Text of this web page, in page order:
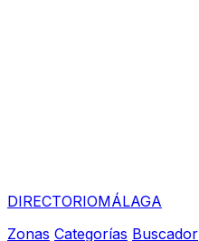
DIRECTORIOMÁLAGA
Zonas Categorías Buscador